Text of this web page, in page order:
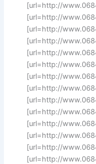
[url=http://
[url=http://
[url=http://
[url=http://
[url=http://
[url=http://
[url=http://
[url=http://
[url=http://
[url=http://
[url=http://
[url=http://
[url=http://
[url=http://